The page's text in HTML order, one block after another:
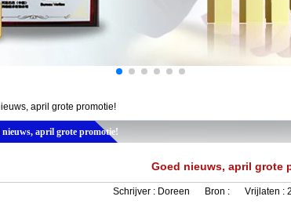
april grote promotie!
nieuws, april grote promotie!
Goed nieuws, april grote
Schrijver : Doreen Bron : Vrijlaten :